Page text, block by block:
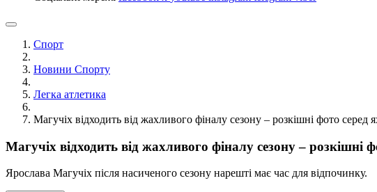
Спорт
Новини Спорту
Легка атлетика
Магучіх відходить від жахливого фіналу сезону – розкішні фото серед
Магучіх відходить від жахливого фіналу сезону – розкішні
Ярослава Магучіх після насиченого сезону нарешті має час для відпочинку.